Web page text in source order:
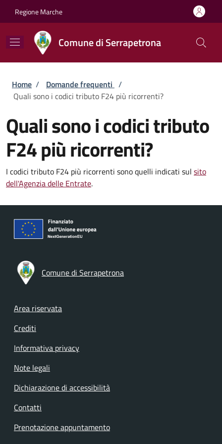
Regione Marche
Comune di Serrapetrona
Briciole di pane
Home / Domande frequenti /
Quali sono i codici tributo F24 più ricorrenti?
Quali sono i codici tributo
F24 più ricorrenti?
I codici tributo F24 più ricorrenti sono quelli indicati sul sito
dell'Agenzia delle Entrate.
Comune di Serrapetrona
Footer menu
Area riservata
Crediti
Informativa privacy
Note legali
Dichiarazione di accessibilità
Contatti
Prenotazione appuntamento